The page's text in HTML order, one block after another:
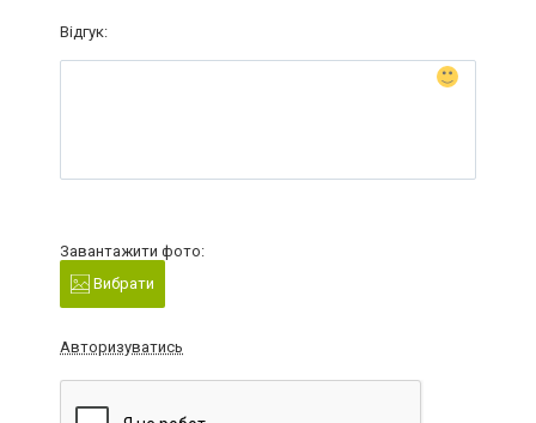
Відгук:
Завантажити фото:
Вибрати
Авторизуватись